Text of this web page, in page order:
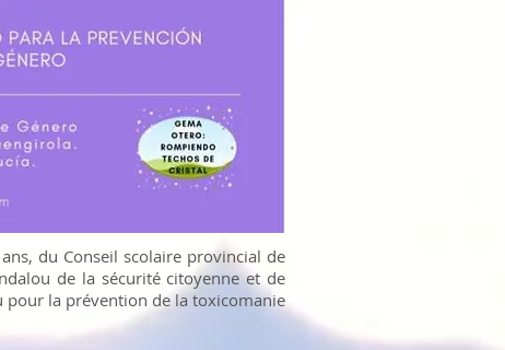
du Conseil scolaire provincial de
de la sécurité citoyenne et de
pour la prévention de la toxicomanie